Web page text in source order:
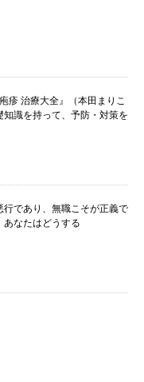
疹 治療大全』（本田まりこ
知識を持って、予防・対策を
行であり、無職こそが正義で
あなたはどうする